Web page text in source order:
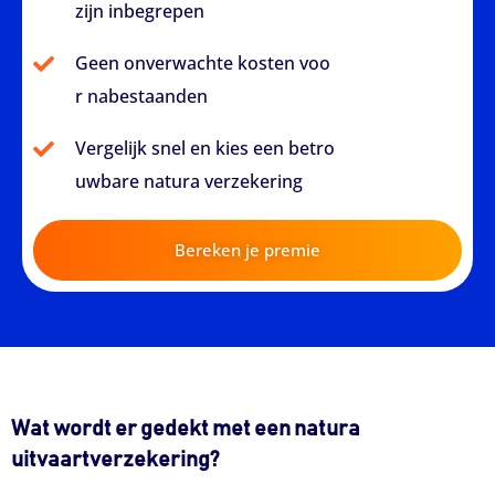
zijn inbegrepen
Geen onverwachte kosten voo
r nabestaanden
Vergelijk snel en kies een betro
uwbare natura verzekering
Bereken je premie
Wat wordt er gedekt met een natura
uitvaartverzekering?